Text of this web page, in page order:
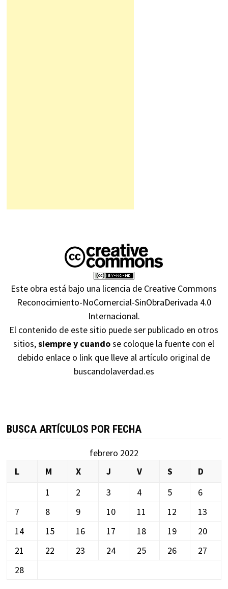
Este obra está bajo una licencia de Creative Commons
Reconocimiento-NoComercial-SinObraDerivada 4.0
Internacional.
El contenido de este sitio puede ser publicado en otros
sitios,siempre y cuandose coloque la fuente con el
debido enlace o link que lleve al artículo original de
buscandolaverdad.es
BUSCA ARTÍCULOS POR FECHA
febrero 2022
L
M X J V S
D
1
2 3 4 5
6
7
8 9 10 11 12
13
14
15 16 17 18 19
20
21
22 23 24 25 26
27
28